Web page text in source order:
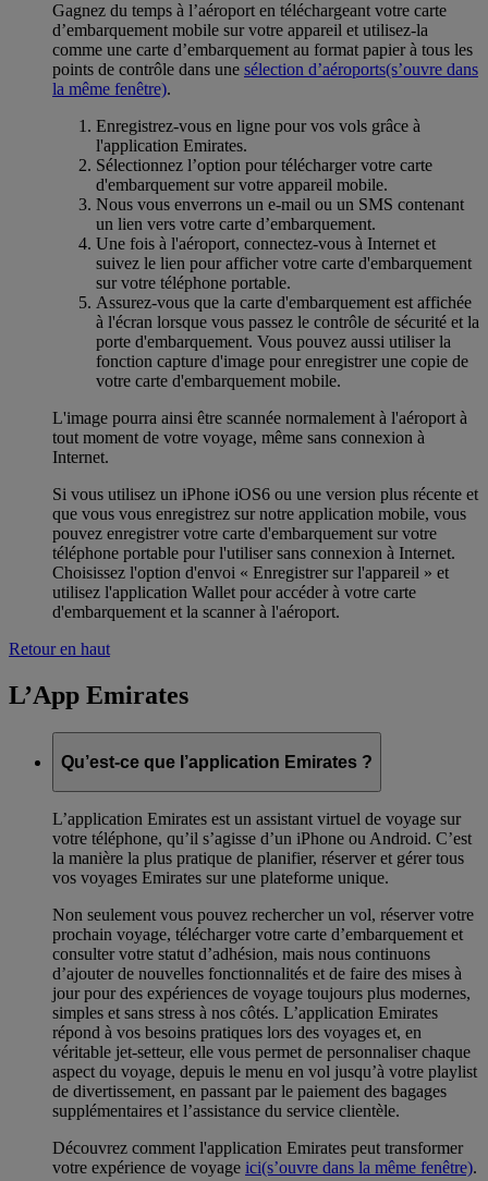
Gagnez du temps à l’aéroport en téléchargeant votre carte
d’embarquement mobile sur votre appareil et utilisez-la
comme une carte d’embarquement au format papier à tous les
points de contrôle dans une sélection d’aéroports(s’ouvre dans
la même fenêtre).
Enregistrez-vous en ligne pour vos vols grâce à
l'application Emirates.
Sélectionnez l’option pour télécharger votre carte
d'embarquement sur votre appareil mobile.
Nous vous enverrons un e-mail ou un SMS contenant
un lien vers votre carte d’embarquement.
Une fois à l'aéroport, connectez-vous à Internet et
suivez le lien pour afficher votre carte d'embarquement
sur votre téléphone portable.
Assurez-vous que la carte d'embarquement est affichée
à l'écran lorsque vous passez le contrôle de sécurité et la
porte d'embarquement. Vous pouvez aussi utiliser la
fonction capture d'image pour enregistrer une copie de
votre carte d'embarquement mobile.
L'image pourra ainsi être scannée normalement à l'aéroport à
tout moment de votre voyage, même sans connexion à
Internet.
Si vous utilisez un iPhone iOS6 ou une version plus récente et
que vous vous enregistrez sur notre application mobile, vous
pouvez enregistrer votre carte d'embarquement sur votre
téléphone portable pour l'utiliser sans connexion à Internet.
Choisissez l'option d'envoi « Enregistrer sur l'appareil » et
utilisez l'application Wallet pour accéder à votre carte
d'embarquement et la scanner à l'aéroport.
Retour en haut
L’App Emirates
Qu’est-ce que l’application Emirates ?
L’application Emirates est un assistant virtuel de voyage sur
votre téléphone, qu’il s’agisse d’un iPhone ou Android. C’est
la manière la plus pratique de planifier, réserver et gérer tous
vos voyages Emirates sur une plateforme unique.
Non seulement vous pouvez rechercher un vol, réserver votre
prochain voyage, télécharger votre carte d’embarquement et
consulter votre statut d’adhésion, mais nous continuons
d’ajouter de nouvelles fonctionnalités et de faire des mises à
jour pour des expériences de voyage toujours plus modernes,
simples et sans stress à nos côtés. L’application Emirates
répond à vos besoins pratiques lors des voyages et, en
véritable jet-setteur, elle vous permet de personnaliser chaque
aspect du voyage, depuis le menu en vol jusqu’à votre playlist
de divertissement, en passant par le paiement des bagages
supplémentaires et l’assistance du service clientèle.
Découvrez comment l'application Emirates peut transformer
votre expérience de voyage ici(s’ouvre dans la même fenêtre).